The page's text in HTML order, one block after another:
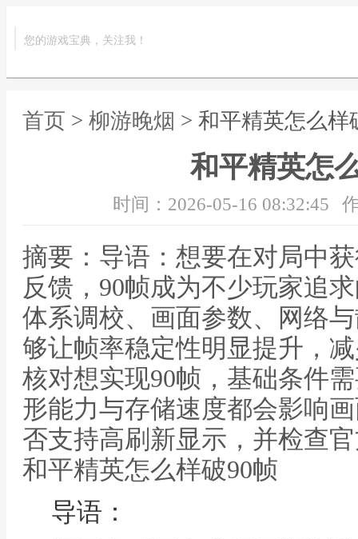
您的游戏宝典，关注我！
首页 > 柳游晚烟 > 和平精英怎么样
和平精英怎
时间：2026-05-16 08:32:45
摘要：导语：想要在对局中
反馈，90帧成为不少玩家追
体系调校、画面参数、网络
够让帧率稳定性明显提升，
核对想实现90帧，基础条件
形能力与存储速度都会影响
否支持高刷新显示，并检查
和平精英怎么样破90帧
导语：